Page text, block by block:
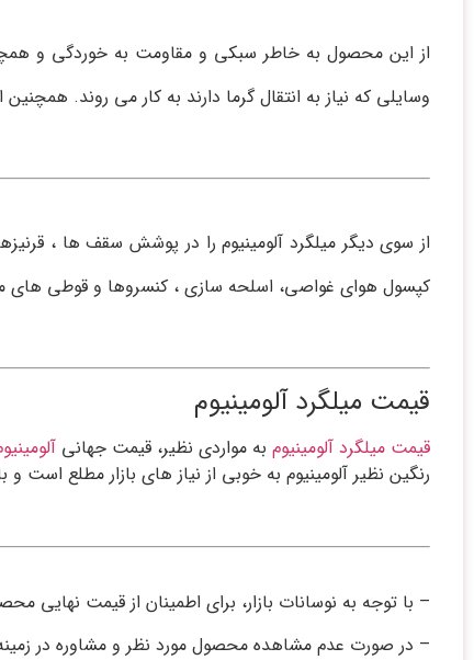
از این محصول به خاطر سبکی و مقاومت به خوردگی و
وسایلی که نیاز به انتقال گرما دارند به کار می روند.
کپسول هوای غواصی، اسلحه سازی ، کنسروها و قوطی
قیمت میلگرد آلومینیوم
قیمت میلگرد آلومینیوم به مواردی نظیر، قیمت جهانی
رنگین نظیر آلومینیوم به خوبی از نیاز های بازار مطلع
– با توجه به نوسانات بازار، برای اطمینان از قیمت نهایی
– در صورت عدم مشاهده محصول مورد نظر و مشاوره در